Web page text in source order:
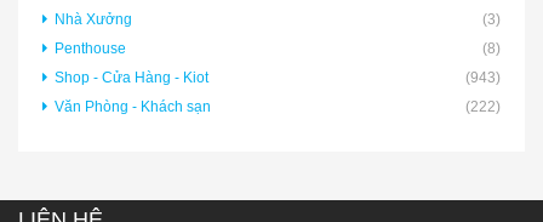
Nhà Xưởng
(3)
Penthouse
(8)
Shop - Cửa Hàng - Kiot
(943)
Văn Phòng - Khách sạn
(222)